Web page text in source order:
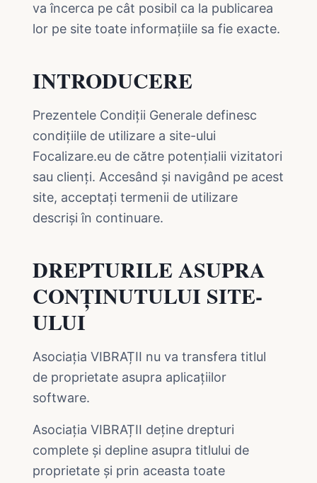
va încerca pe cât posibil ca la publicarea
lor pe site toate informațiile sa fie exacte.
INTRODUCERE
Prezentele Condiții Generale definesc
condițiile de utilizare a site-ului
Focalizare.eu de către potențialii vizitatori
sau clienți. Accesând și navigând pe acest
site, acceptați termenii de utilizare
descriși în continuare.
DREPTURILE ASUPRA
CONȚINUTULUI SITE-
ULUI
Asociația VIBRAȚII nu va transfera titlul
de proprietate asupra aplicațiilor
software.
Asociația VIBRAȚII deține drepturi
complete și depline asupra titlului de
proprietate și prin aceasta toate